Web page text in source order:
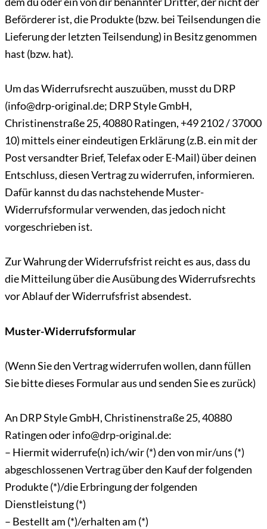
Beförderer ist, die Produkte (bzw. bei Teilsendungen die
Lieferung der letzten Teilsendung) in Besitz genommen
hast (bzw. hat).
Um das Widerrufsrecht auszuüben, musst du DRP
(info@drp-original.de; DRP Style GmbH,
Christinenstraße 25, 40880 Ratingen, +49 2102 / 37000
10) mittels einer eindeutigen Erklärung (z.B. ein mit der
Post versandter Brief, Telefax oder E-Mail) über deinen
Entschluss, diesen Vertrag zu widerrufen, informieren.
Dafür kannst du das nachstehende Muster-
Widerrufsformular verwenden, das jedoch nicht
vorgeschrieben ist.
Zur Wahrung der Widerrufsfrist reicht es aus, dass du
die Mitteilung über die Ausübung des Widerrufsrechts
vor Ablauf der Widerrufsfrist absendest.
Muster-Widerrufsformular
(Wenn Sie den Vertrag widerrufen wollen, dann füllen
Sie bitte dieses Formular aus und senden Sie es zurück)
An DRP Style GmbH, Christinenstraße 25, 40880
Ratingen oder info@drp-original.de:
– Hiermit widerrufe(n) ich/wir (*) den von mir/uns (*)
abgeschlossenen Vertrag über den Kauf der folgenden
Produkte (*)/die Erbringung der folgenden
Dienstleistung (*)
– Bestellt am (*)/erhalten am (*)